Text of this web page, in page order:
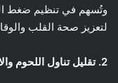
وتُسهم في تنظيم ضغط
لتعزيز صحة القلب
2. تقليل تناول اللحوم والاعتماد على نظام غذائي صديق للقلب